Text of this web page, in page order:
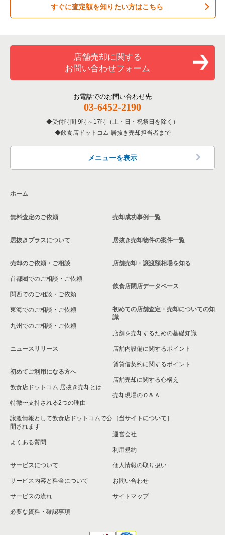
すぐに査定額を知りたい方はこちら
店舗売却に関する
お問い合わせフォーム
お電話でのお問い合わせ先
03-6452-2190
受付時間 9時～17時（土・日・祝祭日を除く）
飲食店ドットコム 居抜き売却担当者まで
メニューを表示
ホーム
無料査定のご依頼
居抜きプラスについて
売却のご依頼・ご相談
首都圏でのご相談・ご依頼
関西でのご相談・ご依頼
東海でのご相談・ご依頼
九州でのご相談・ご依頼
ニュースリリース
初めてご利用になる方へ
飲食店ドットコム 居抜き売却とは
特徴〜支持される2つの理由
譲渡情報として飲食店ドットコムで公
開されます
よくある質問
サービスについて
サービス内容と料金について
サービスの流れ
必要な資料・確認事項
売却成功事例一覧
居抜き売却物件の案件一覧
店舗売却・譲渡額相場を知る
飲食店閉店データベース
初めての店舗査定・売却についての知
識
店舗を売却するための基礎知識
店舗内設備に関するポイント
賃貸借契約に関するポイント
店舗売却に関する心構え
売却現場のＱ＆Ａ
［当サイトについて］
運営会社
利用規約
個人情報の取り扱い
お問い合わせ
サイトマップ